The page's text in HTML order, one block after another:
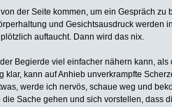
der Seite kommen, um ein Gespräch zu
und Gesichtsausdruck werden
auftaucht. Dann wird das nix.
Begierde viel einfacher nähern kann, als
kann auf Anhieb unverkrampfte
werde ich nervös, schaue weg und
Sache gehen und sich vorstellen, dass